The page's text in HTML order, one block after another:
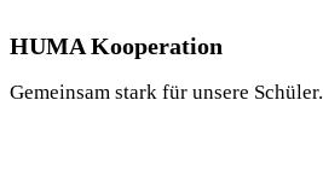
HUMA Kooperation
Gemeinsam stark für unsere Schüler.